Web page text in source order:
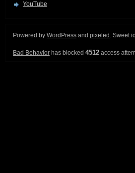
YouTube
Powered by WordPress and pixeled . Sweet
Bad Behavior has blocked 4512 access